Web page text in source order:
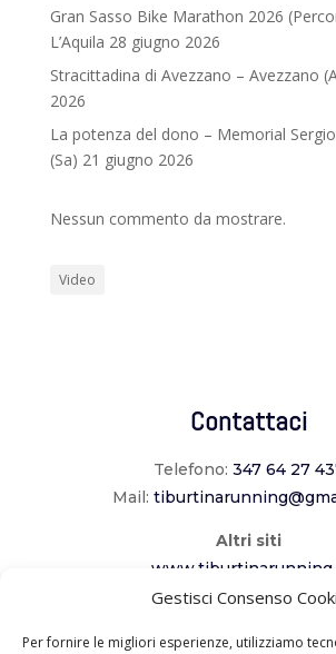
Gestisci Consenso
Per fornire le migliori esperienze, utilizziamo
Gran Sasso Bike Marathon 2026
L’Aquila 28 giugno 2026
Stracittadina di Avezzano – Avezzano
2026
La potenza del dono – Memorial
(Sa) 21 giugno 2026
Nessun commento da mostrare.
Video
Contattaci
Telefono: 347 64 27
Mail:
Altri siti